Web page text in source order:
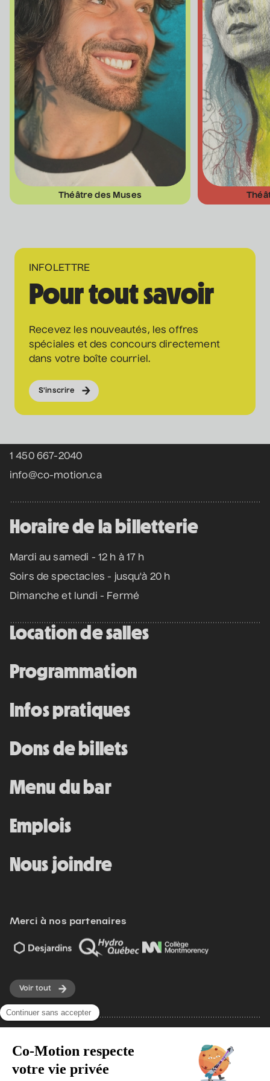
Théâtre des Muses
INFOLETTRE
Pour tout savoir
Recevez les nouveautés, les offres
spéciales et des concours directement
dans votre boîte courriel.
S'inscrire
Coordonnées
1 450 667-2040
info@co-motion.ca
Horaire de la billetterie
Mardi au samedi - 12 h à 17 h
Soirs de spectacles - jusqu'à 20 h
Dimanche et lundi - Fermé
Location de salles
Programmation
Infos pratiques
Dons de billets
Menu du bar
Emplois
Nous joindre
Merci à nos partenaires
Voir tout
Écoresponsabilité
Politique d'achat
Politique de confidentialité